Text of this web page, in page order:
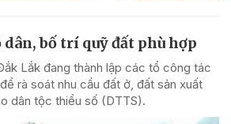
dân, bố trí quỹ đất phù hợp
Lắk đang thành lập các tổ công tác
rà soát nhu cầu đất ở, đất sản xuất
dân tộc thiểu số (DTTS).